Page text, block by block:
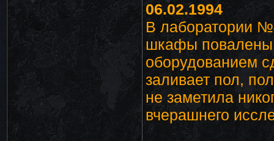
06.02.1994
В лаборатории
шкафы повалены
оборудованием
заливает пол,
не заметила
вчерашнего